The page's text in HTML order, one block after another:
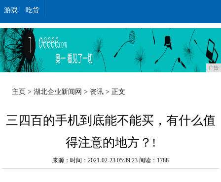
游戏
吃货
广告
主页 >湖北企业新闻网 > 资讯 > 正文
三四百的手机到底能不能买，有什么值
得注意的地方？!
来源：时间：2021-02-23 05:39:23 阅读：1788